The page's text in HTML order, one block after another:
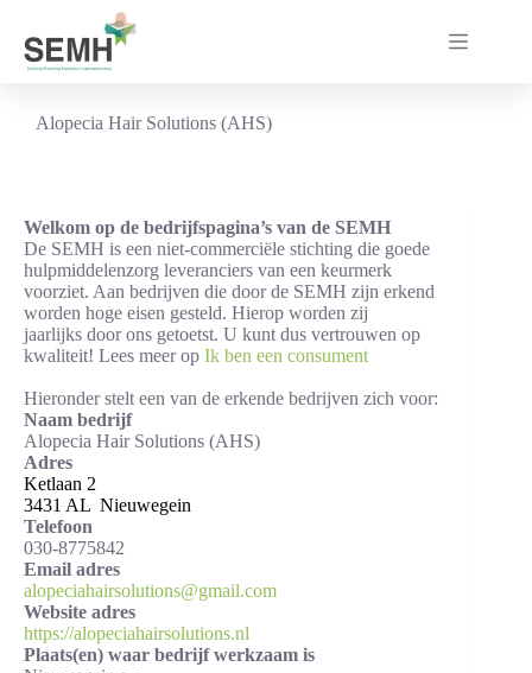
inhoud
Alopecia Hair Solutions (AHS)
Welkom op de bedrijfspagina’s van de SEMH
De SEMH is een niet-commerciële stichting die goede
hulpmiddelenzorg leveranciers van een keurmerk
voorziet. Aan bedrijven die door de SEMH zijn erkend
worden hoge eisen gesteld. Hierop worden zij
jaarlijks door ons getoetst. U kunt dus vertrouwen op
kwaliteit! Lees meer op Ik ben een consument
Hieronder stelt een van de erkende bedrijven zich voor:
Naam bedrijf
Alopecia Hair Solutions (AHS)
Adres
Ketlaan 2
3431 AL Nieuwegein
Telefoon
030-8775842
Email adres
alopeciahairsolutions@gmail.com
Website adres
https://alopeciahairsolutions.nl
Plaats(en) waar bedrijf werkzaam is